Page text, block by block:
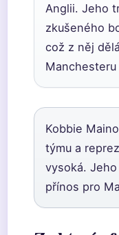
Anglii. Jeho
zkušeného
což z něj
Kobbie
týmu a
vysoká.
přínos pro